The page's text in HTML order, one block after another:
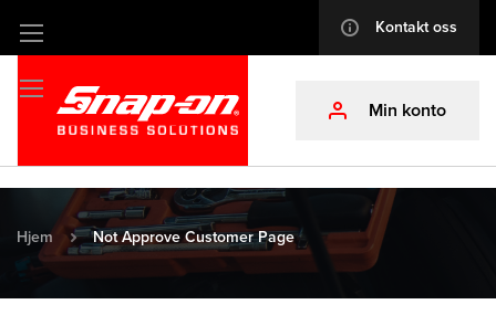
Hopp
til
innhold
info Kontakt oss
profile Min konto
Hjem Not Approve Customer Page